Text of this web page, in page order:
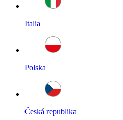
Italia
Polska
Česká republika